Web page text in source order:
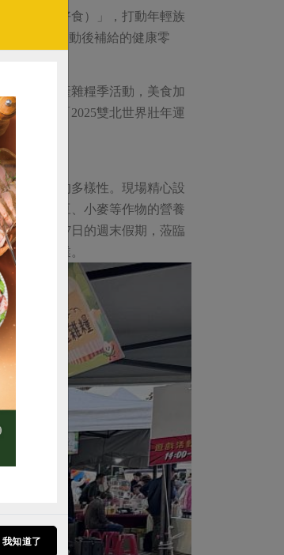
碗（軒揚好食）」，打動年輕族
藷融入運動後補給的健康零
，舉辦國產雜糧季活動，美食加
案響應「2025雙北世界壯年運
國產雜糧的多樣性。現場精心設
甘藷、黑豆、小麥等作物的營養
月6日、7日的週末假期，蒞臨
在地農業。
我知道了